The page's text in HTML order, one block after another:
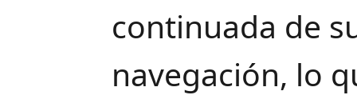
continuada de
navegación, lo